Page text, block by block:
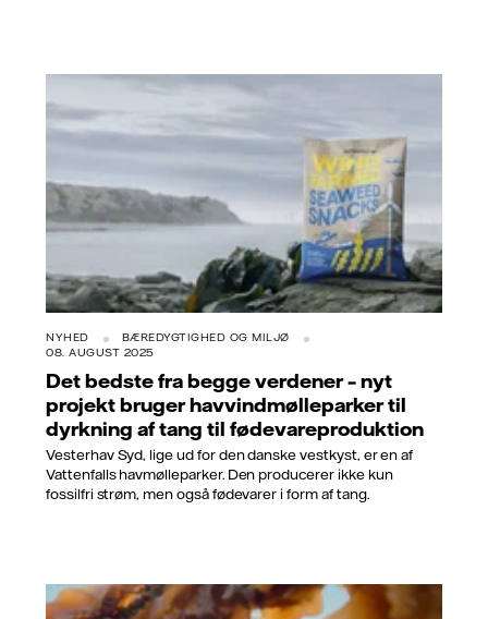
NYHED
BÆREDYGTIGHED OG MILJØ
08. AUGUST 2025
Det bedste fra begge verdener – nyt
projekt bruger havvindmølleparker til
dyrkning af tang til fødevareproduktion
Vesterhav Syd, lige ud for den danske vestkyst, er en af
Vattenfalls havmølleparker. Den producerer ikke kun
fossilfri strøm, men også fødevarer i form af tang.